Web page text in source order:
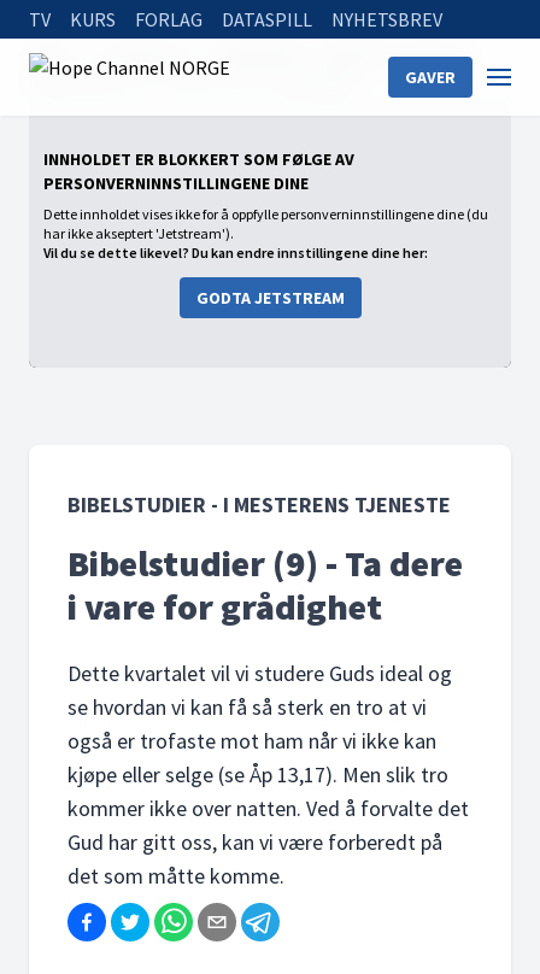
TV KURS FORLAG DATASPILL NYHETSBREV
GAVER
Home
Bibelstudier - I Mesterens tjeneste
Bibelstudier (9) - Ta dere i vare for grådighet
INNHOLDET ER BLOKKERT SOM FØLGE AV
PERSONVERNINNSTILLINGENE DINE
Dette innholdet vises ikke for å oppfylle personverninnstillingene dine (du
har ikke akseptert 'Jetstream').
Vil du se dette likevel? Du kan endre innstillingene dine her:
GODTA JETSTREAM
BIBELSTUDIER - I MESTERENS TJENESTE
Bibelstudier (9) - Ta dere
i vare for grådighet
Dette kvartalet vil vi studere Guds ideal og
se hvordan vi kan få så sterk en tro at vi
også er trofaste mot ham når vi ikke kan
kjøpe eller selge (se Åp 13,17). Men slik tro
kommer ikke over natten. Ved å forvalte det
Gud har gitt oss, kan vi være forberedt på
det som måtte komme.